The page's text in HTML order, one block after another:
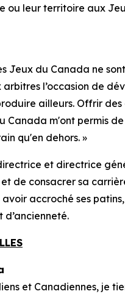
ou leur territoire aux
Jeux du Canada ne
l’occasion de
ailleurs. Offrir
Canada m'ont permis
qu'en dehors. »
et directrice
de consacrer sa
avoir accroché ses
d’ancienneté.
et Canadiennes, je